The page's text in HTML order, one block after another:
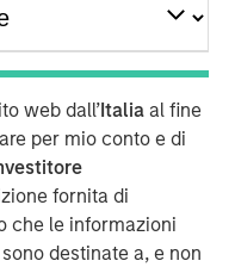
web dall’Italia al fine
per mio conto e di
fornita di
che le informazioni
destinate a, e non
effects of greater
be vast, both for the
their businesses
who generate more